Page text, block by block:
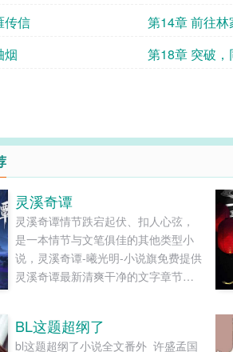
传信
第14章 前往林
烟
第18章 突破，
灵溪奇谭
灵溪奇谭情节跌宕起伏、扣人心弦，
是一本情节与文笔俱佳的其他类型小
说，灵溪奇谭-曦光明-小说旗免费提供
灵溪奇谭最新清爽干净的文字章节在
BL这题超纲了
bl这题超纲了小说全文番外_许盛孟国